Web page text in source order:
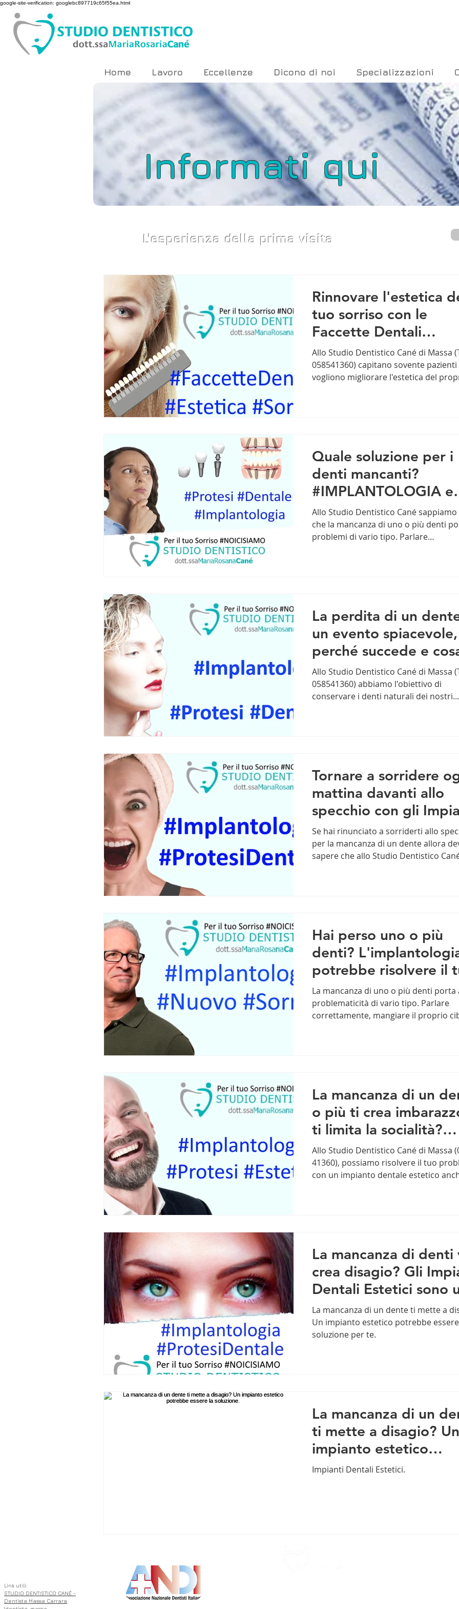
google-site-verification: googlebc897719c65f55ea.html
Home Lavoro Eccellenze Dicono di noi Specializzazioni
Informati qui
L'esperienza della prima visita
Rinnovare l'estetica
tuo sorriso con le
Faccette Dentali
Estetiche? Cosa devi
sapere?
Allo Studio Dentistico Cané di Massa
058541360) capitano sovente pazienti
vogliono migliorare l'estetica del
Quale soluzione per i
denti mancanti?
#IMPLANTOLOGIA e
#PROTESI . Come
valutare Prezzo e
Qualità?
Allo Studio Dentistico Cané
che la mancanza di uno o più denti
problemi di vario tipo. Parlare
La perdita di un
un evento
perché succede e
fare per risolvere?
Allo Studio Dentistico Cané di Massa
058541360) abbiamo l'obiettivo di
conservare i denti naturali dei nostri
Tornare a sorridere
mattina davanti allo
specchio con gli
Dentali Estetici?
Possibile!
Se hai rinunciato a sorriderti allo
per la mancanza di un dente allora
sapere che allo Studio Dentistico
Hai perso uno o più
denti?
potrebbe risolvere il
problema ma devi
che...
La mancanza di uno o più denti porta
problematicità di vario tipo. Parlare
correttamente, mangiare il proprio
La mancanza di un
o più ti crea
ti limita la socialità?
Cerchi una soluzione?
Allo Studio Dentistico Cané di Massa
41360), possiamo risolvere il tuo
con un impianto dentale estetico
La mancanza di denti
crea disagio? Gli
Dentali Estetici sono
soluzione definitiva!
La mancanza di un dente ti mette a
Un impianto estetico potrebbe
soluzione per te.
La mancanza di un
ti mette a disagio? Un
impianto estetico
potrebbe essere la
Impianti Dentali Estetici.
Link utili:
STUDIO DENTISTICO CANÉ -
Dentista Massa Carrara